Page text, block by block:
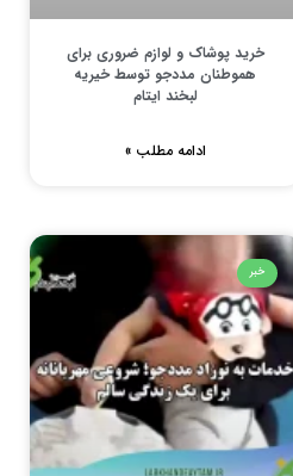
خرید پوشاک و لوازم ضروری برای
هموطنان مددجو توسط خیریه
لبخند ایتام
ادامه مطلب »
خبر